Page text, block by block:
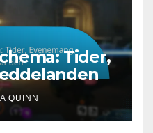
Tider,
QUINN